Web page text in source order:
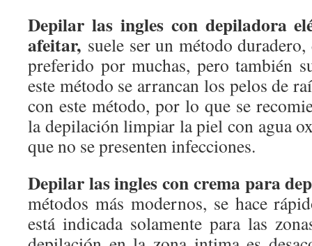
Depilar las ingles con depiladora
afeitar, suele ser un método
preferido por muchas, pero también
este método se arrancan los pelos de
con este método, por lo que se
la depilación limpiar la piel con agua
que no se presenten infecciones.
Depilar las ingles con crema para
métodos más modernos, se hace
está indicada solamente para las